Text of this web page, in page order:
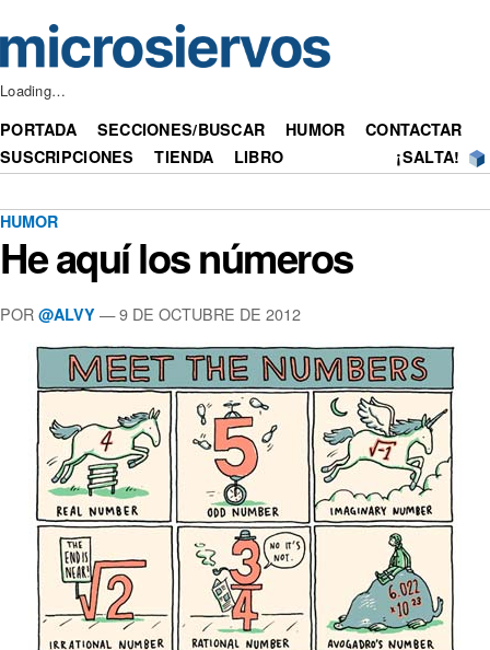
Loading…
PORTADA SECCIONES/BUSCAR HUMOR
CONTACTAR
SUSCRIPCIONES
TIENDA LIBRO ¡SALTA!
HUMOR
He aquí los números
POR @ALVY — 9 DE OCTUBRE DE 2012